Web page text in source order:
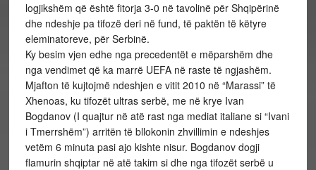
logjikshëm që është fitorja 3-0 në tavolinë për Shqipërinë
dhe ndeshje pa tifozë deri në fund, të paktën të këtyre
eleminatoreve, për Serbinë.
Ky besim vjen edhe nga precedentët e mëparshëm dhe
nga vendimet që ka marrë UEFA në raste të ngjashëm.
Mjafton të kujtojmë ndeshjen e vitit 2010 në “Marassi” të
Xhenoas, ku tifozët ultras serbë, me në krye Ivan
Bogdanov (I quajtur në atë rast nga mediat italiane si “Ivani
i Tmerrshëm”) arritën të bllokonin zhvillimin e ndeshjes
vetëm 6 minuta pasi ajo kishte nisur. Bogdanov dogji
flamurin shqiptar në atë takim si dhe nga tifozët serbë u